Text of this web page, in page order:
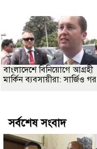
বাংলাদেশে বিনিয়োগে আগ্রহী
মার্কিন ব্যবসায়ীরা: সার্জিও গর
সর্বশেষ সংবাদ